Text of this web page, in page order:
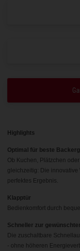
Highlights
Optimal für beste
Ob Kuchen, Plätzchen
gleichzeitig: Die innovative
perfektes Ergebnis.
Klapptür
Bedienkomfort durch
Schneller zur
Die zuschaltbare
- ohne höheren